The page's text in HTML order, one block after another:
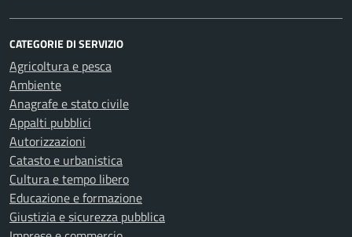
CATEGORIE DI SERVIZIO
Agricoltura e pesca
Ambiente
Anagrafe e stato civile
Appalti pubblici
Autorizzazioni
Catasto e urbanistica
Cultura e tempo libero
Educazione e formazione
Giustizia e sicurezza pubblica